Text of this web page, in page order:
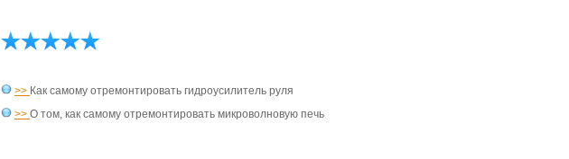
>> Как самому отремонтировать гидроусилитель руля
>> О том, как самому отремонтировать микроволновую печь